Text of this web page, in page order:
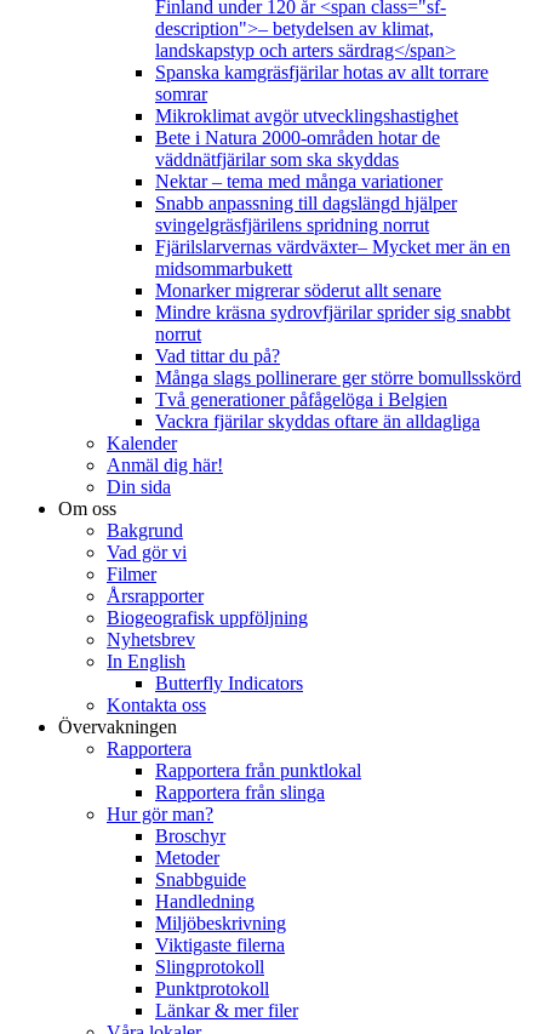
Finland under 120 år <span class="sf-
description">– betydelsen av klimat,
landskapstyp och arters särdrag</span>
Spanska kamgräsfjärilar hotas av allt torrare
somrar
Mikroklimat avgör utvecklingshastighet
Bete i Natura 2000-områden hotar de
väddnätfjärilar som ska skyddas
Nektar – tema med många variationer
Snabb anpassning till dagslängd hjälper
svingelgräsfjärilens spridning norrut
Fjärilslarvernas värdväxter– Mycket mer än en
midsommarbukett
Monarker migrerar söderut allt senare
Mindre kräsna sydrovfjärilar sprider sig snabbt
norrut
Vad tittar du på?
Många slags pollinerare ger större bomullsskörd
Två generationer påfågelöga i Belgien
Vackra fjärilar skyddas oftare än alldagliga
Kalender
Anmäl dig här!
Din sida
Om oss
Bakgrund
Vad gör vi
Filmer
Årsrapporter
Biogeografisk uppföljning
Nyhetsbrev
In English
Butterfly Indicators
Kontakta oss
Övervakningen
Rapportera
Rapportera från punktlokal
Rapportera från slinga
Hur gör man?
Broschyr
Metoder
Snabbguide
Handledning
Miljöbeskrivning
Viktigaste filerna
Slingprotokoll
Punktprotokoll
Länkar & mer filer